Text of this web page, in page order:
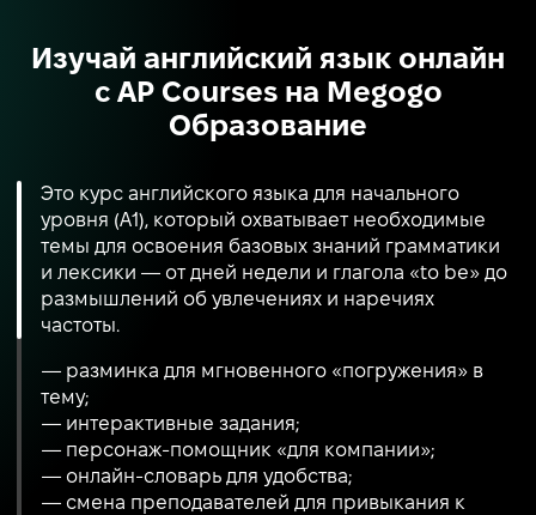
Изучай английский язык онлайн
с AP Courses на Megogo
Образование
Это курс английского языка для начального
уровня (A1), который охватывает необходимые
темы для освоения базовых знаний грамматики
и лексики — от дней недели и глагола «to be» до
размышлений об увлечениях и наречиях
частоты.
— разминка для мгновенного «погружения» в
тему;
— интерактивные задания;
— персонаж-помощник «для компании»;
— онлайн-словарь для удобства;
— смена преподавателей для привыкания к